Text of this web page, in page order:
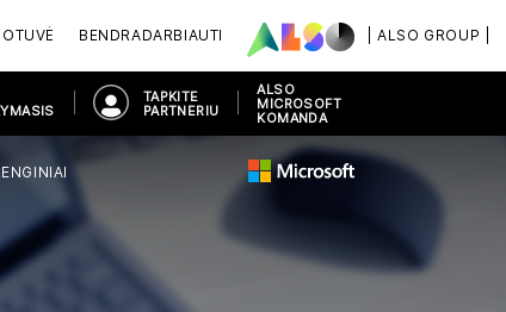
| ALSO GROUP |
BENDRADARBIAUTI
TAPKITE
PARTNERIU
ALSO
MICROSOFT
KOMANDA